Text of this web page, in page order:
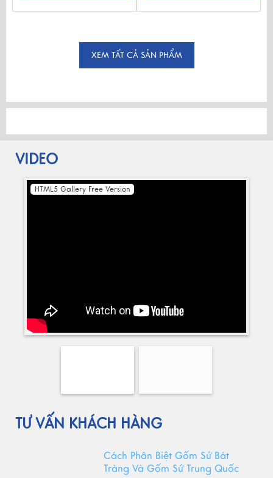
XEM TẤT CẢ SẢN PHẨM
VIDEO
HTML5 Gallery Free Version
TƯ VẤN KHÁCH HÀNG
Cách Phân Biệt Gốm Sứ Bát
Tràng Và Gốm Sứ Trung Quốc